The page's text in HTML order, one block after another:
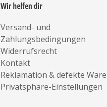
Wir helfen dir
Versand- und
Zahlungsbedingungen
Widerrufsrecht
Kontakt
Reklamation & defekte Ware
Privatsphäre-Einstellungen